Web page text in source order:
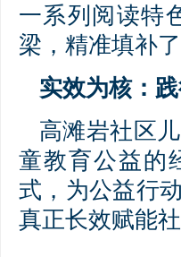
一系列阅读特
梁，精准填补
实效为核：
高滩岩社区
童教育公益的
式，为公益行
真正长效赋能社